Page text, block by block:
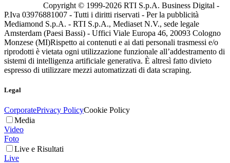
Copyright © 1999-2026 RTI S.p.A. Business Digital -
P.Iva 03976881007 - Tutti i diritti riservati - Per la pubblicità
Mediamond S.p.A. - RTI S.p.A., Mediaset N.V., sede legale
Amsterdam (Paesi Bassi) - Uffici Viale Europa 46, 20093 Cologno
Monzese (MI)Rispetto ai contenuti e ai dati personali trasmessi e/o
riprodotti è vietata ogni utilizzazione funzionale all’addestramento di
sistemi di intelligenza artificiale generativa. È altresì fatto divieto
espresso di utilizzare mezzi automatizzati di data scraping.
Legal
CorporatePrivacy PolicyCookie Policy
Media
Video
Foto
Live e Risultati
Live